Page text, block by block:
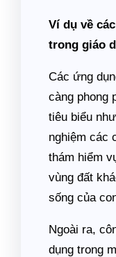
Ví dụ về
trong giáo
Các ứng
càng phong
tiêu biểu
nghiệm các
thám hiểm
vùng đất
sống của
Ngoài ra,
dụng trong